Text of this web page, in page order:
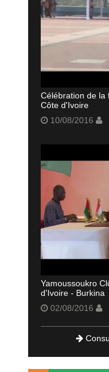
Célébration de la
Côte d'Ivoire
10/08/2016
Yamoussoukro
d'Ivoire - Burkina
02/08/2016